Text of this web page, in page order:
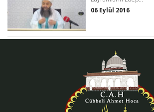
06 Eylül 2016